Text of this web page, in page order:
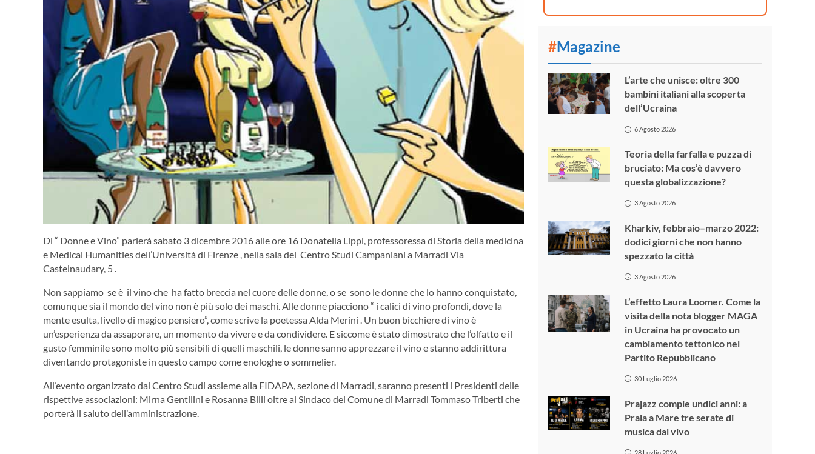
Di “ Donne e Vino” parlerà sabato 3 dicembre 2016 alle ore 16 Donatella Lippi, professoressa di Storia della medicina
e Medical Humanities dell’Università di Firenze , nella sala del Centro Studi Campaniani a Marradi Via
Castelnaudary, 5 .
Non sappiamo se è il vino che ha fatto breccia nel cuore delle donne, o se sono le donne che lo hanno conquistato,
comunque sia il mondo del vino non è più solo dei maschi. Alle donne piacciono “ i calici di vino profondi, dove la
mente esulta, livello di magico pensiero”, come scrive la poetessa Alda Merini . Un buon bicchiere di vino è
un’esperienza da assaporare, un momento da vivere e da condividere. E siccome è stato dimostrato che l’olfatto e il
gusto femminile sono molto più sensibili di quelli maschili, le donne sanno apprezzare il vino e stanno addirittura
diventando protagoniste in questo campo come enologhe o sommelier.
All’evento organizzato dal Centro Studi assieme alla FIDAPA, sezione di Marradi, saranno presenti i Presidenti delle
rispettive associazioni: Mirna Gentilini e Rosanna Billi oltre al Sindaco del Comune di Marradi Tommaso Triberti che
porterà il saluto dell’amministrazione.
#Magazine
L’arte che unisce: oltre 300
bambini italiani alla scoperta
dell’Ucraina
6 Agosto 2026
Teoria della farfalla e puzza di
bruciato: Ma cos’è davvero
questa globalizzazione?
3 Agosto 2026
Kharkiv, febbraio–marzo 2022:
dodici giorni che non hanno
spezzato la città
3 Agosto 2026
L’effetto Laura Loomer. Come la
visita della nota blogger MAGA
in Ucraina ha provocato un
cambiamento tettonico nel
Partito Repubblicano
30 Luglio 2026
Prajazz compie undici anni: a
Praia a Mare tre serate di
musica dal vivo
28 Luglio 2026